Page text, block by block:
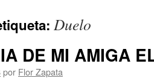
Duelo
DE MI AMIGA
por Flor Zapata